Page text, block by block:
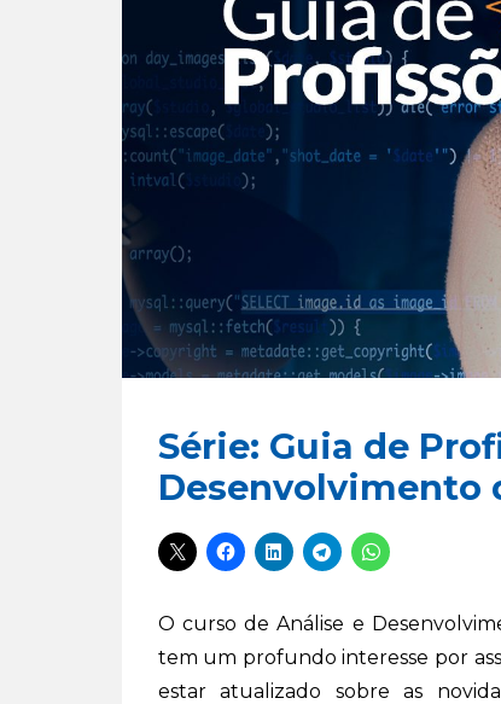
Série: Guia de
Desenvolvimento
O curso de Análise e
tem um profundo interesse por
estar atualizado sobre as